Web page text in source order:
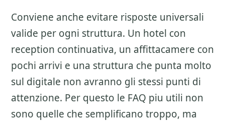
Conviene anche evitare risposte universali
valide per ogni struttura. Un hotel con
reception continuativa, un affittacamere con
pochi arrivi e una struttura che punta molto
sul digitale non avranno gli stessi punti di
attenzione. Per questo le FAQ piu utili non
sono quelle che semplificano troppo, ma